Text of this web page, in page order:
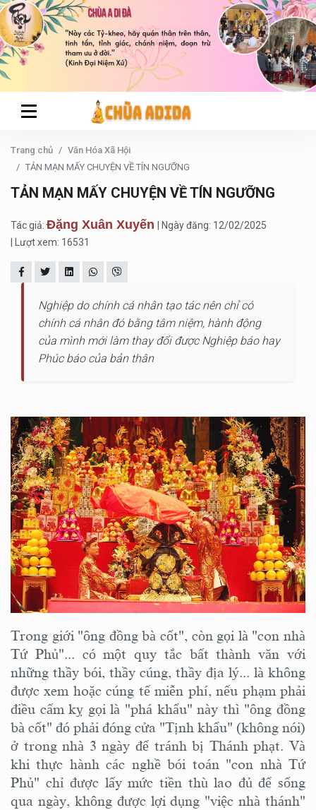
Trang chủ
Văn Hóa Xã Hội
TẢN MẠN MẤY CHUYỆN VỀ TÍN NGƯỠNG
TẢN MẠN MẤY CHUYỆN VỀ TÍN NGƯỠNG
Tác giả: Đặng Xuân Xuyến
| Ngày đăng: 12/02/2025
| Lượt xem: 16531
Nghiệp do chính cá nhân tạo tác nên chỉ có
chính cá nhân đó bằng tâm niệm, hành động
của mình mới làm thay đổi được Nghiệp báo hay
Phúc báo của bản thân
Trong giới "ông đồng bà cốt", còn gọi là "con nhà
Tứ Phủ"... có một quy tắc bất thành văn với
những thầy bói, thầy cúng, thầy địa lý... là không
được xem hoặc cúng tế miễn phí, nếu phạm phải
điều cấm kỵ gọi là "phá khẩu" này thì "ông đồng
bà cốt" đó phải đóng cửa "Tịnh khẩu" (không nói)
ở trong nhà 3 ngày để tránh bị Thánh phạt. Và
khi thực hành các nghề bói toán "con nhà Tứ
Phủ" chỉ được lấy mức tiền thù lao đủ để sống
qua ngày, không được lợi dụng "việc nhà thánh"